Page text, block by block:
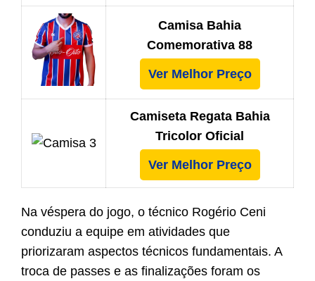
Camisa Bahia
Comemorativa 88
Ver Melhor Preço
Camiseta Regata Bahia
Tricolor Oficial
Ver Melhor Preço
Na véspera do jogo, o técnico Rogério Ceni
conduziu a equipe em atividades que
priorizaram aspectos técnicos fundamentais. A
troca de passes e as finalizações foram os